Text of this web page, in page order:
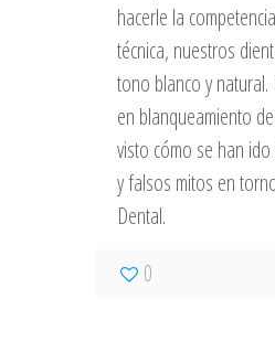
hacerle la
técnica, nuestros
tono blanco y
en blanqueamiento
visto cómo se han
y falsos mitos en
Dental.
0